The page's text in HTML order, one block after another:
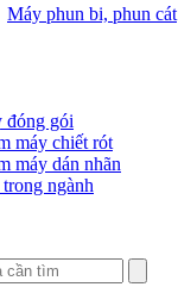
Máy phun bi, phun cát
đóng gói
máy chiết rót
máy dán nhãn
ngành